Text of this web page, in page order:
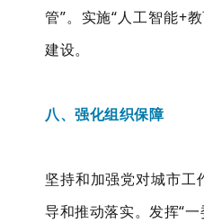
管”。实施“人工智能+
建设。
八、强化组织保障
坚持和加强党对城市
导和推动落实。发挥“